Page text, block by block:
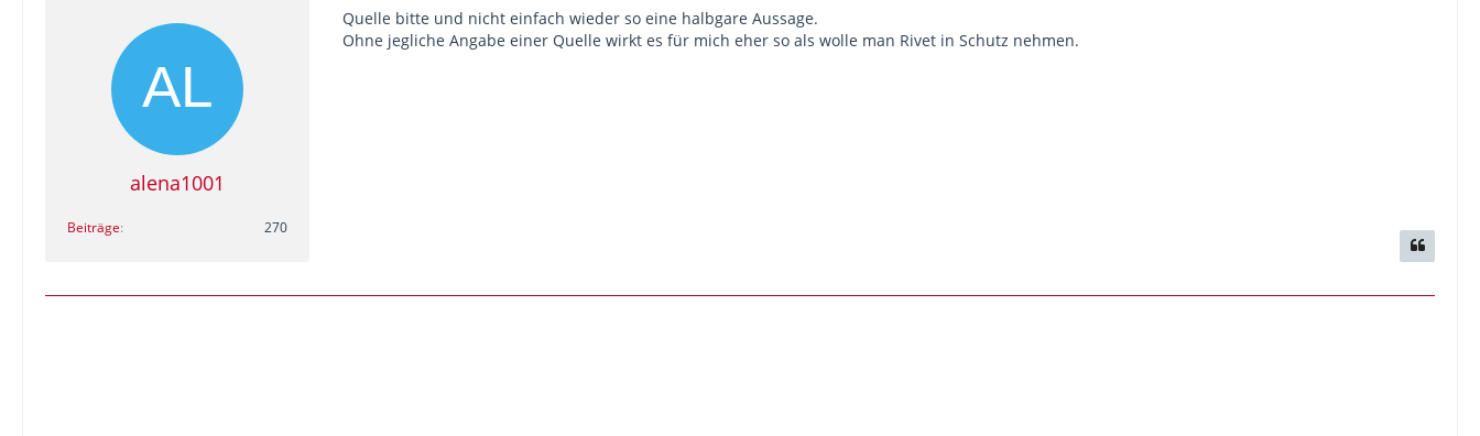
alena1001
Beiträge 270
Quelle bitte und nicht einfach wieder so eine halbgare Aussage.
Ohne jegliche Angabe einer Quelle wirkt es für mich eher so als wolle man Rivet in Schutz nehmen.